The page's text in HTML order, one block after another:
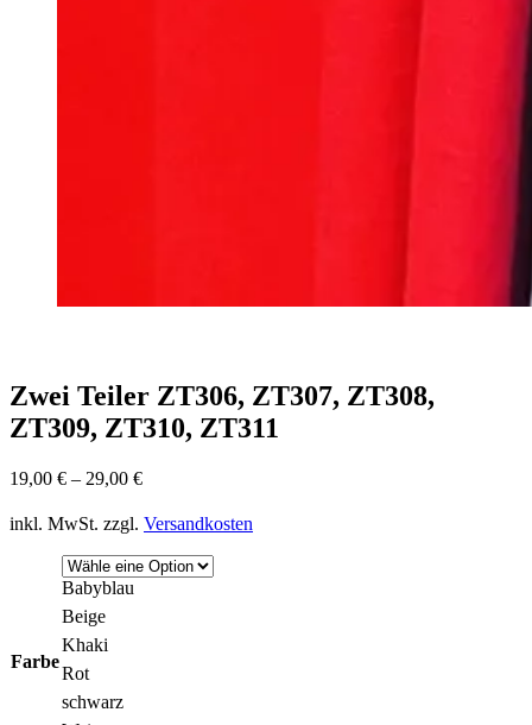
Zwei Teiler ZT306, ZT307, ZT308,
ZT309, ZT310, ZT311
19,00 € – 29,00 €
inkl. MwSt. zzgl. Versandkosten
Farbe
Babyblau
Beige
Khaki
Rot
schwarz